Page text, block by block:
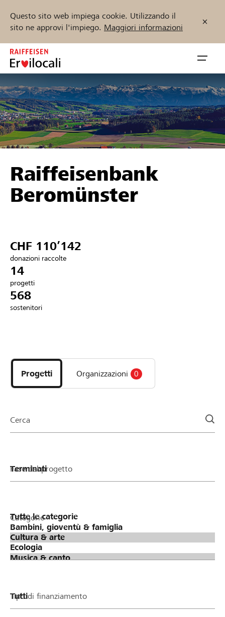
Questo sito web impiega cookie. Utilizzando il
sito ne approvi l'impiego. Maggiori informazioni
Zum
Inhalt
springen
öffnen
Sostenere
Aiuto & supporto
Collegarsi
Trova progetti e organizzazioni
Inizia ora
DE FR IT
Raiffeisenbank
Beromünster
CHF 110’142
donazioni raccolte
14
progetti
568
sostenitori
i
progetti
e
della
Progetti Organizzazioni 0
Cerca
Fase del progetto
Categorie
Tipo di finanziamento